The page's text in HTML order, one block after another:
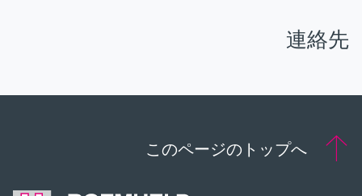
連絡先
このページのトップへ